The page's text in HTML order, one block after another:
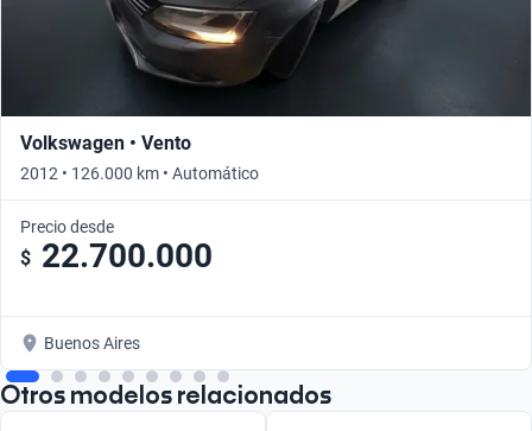
Volkswagen • Vento
2012 • 126.000 km • Automático
Precio desde
$ 22.700.000
Buenos Aires
Otros modelos relacionados